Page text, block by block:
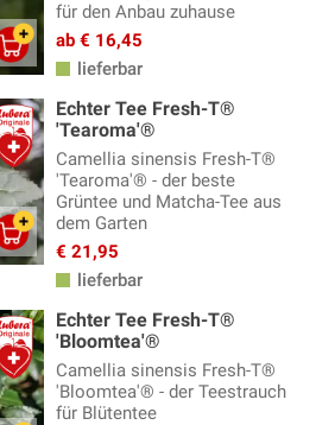
für den Anbau zuhause
ab € 16,45
lieferbar
Echter Tee Fresh-T®
'Tearoma'®
Camellia sinensis Fresh-T®
'Tearoma'® - der beste
Grüntee und Matcha-Tee aus
dem Garten
€ 21,95
lieferbar
Echter Tee Fresh-T®
'Bloomtea'®
Camellia sinensis Fresh-T®
'Bloomtea'® - der Teestrauch
für Blütentee